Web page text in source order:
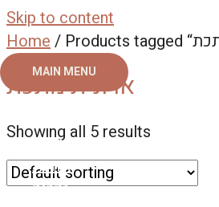
Skip to content
MAIN MENU
צור קשר
אודות
גלריה
Home
ארונית מתכת
Showing all 5 results